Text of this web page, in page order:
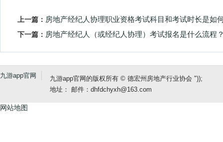
上一篇： 房地产经纪人协理职业资格考试科目和考试时长是如
下一篇： 房地产经纪人（或经纪人协理）考试报名是什么流程
九游app官网
九游app官网的版权所有 © 德宏州房地产行业协会 "));
地址： 邮件： dhfdchyxh@163.com
网站地图